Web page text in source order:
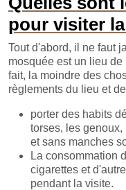
pour visiter
Tout d'abord, il ne faut
mosquée est un lieu
fait, la moindre des
règlements du lieu et
porter des habits
torses, les
et sans manches
La consommation
cigarettes et
pendant la visite.